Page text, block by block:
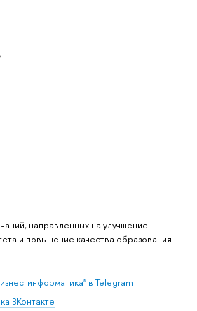
,
направленных на улучшение
и повышение качества образования
информатика" в Telegram
ВКонтакте